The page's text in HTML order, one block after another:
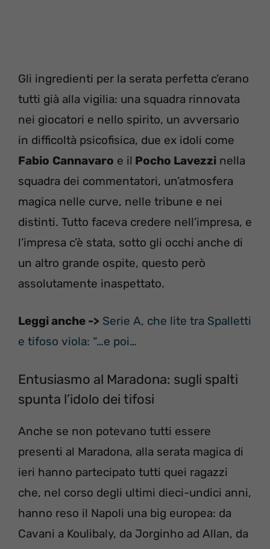
Gli ingredienti per la serata perfetta c’erano
tutti già alla vigilia: una squadra rinnovata
nei giocatori e nello spirito, un avversario
in difficoltà psicofisica, due ex idoli come
Fabio Cannavaro e il Pocho Lavezzi nella
squadra dei commentatori, un’atmosfera
magica nelle curve, nelle tribune e nei
distinti. Tutto faceva credere nell’impresa, e
l’impresa c’è stata, sotto gli occhi anche di
un altro grande ospite, questo però
assolutamente inaspettato.
Leggi anche -> Serie A, che lite tra Spalletti
e tifoso viola: “…e poi…
Entusiasmo al Maradona: sugli spalti
spunta l’idolo dei tifosi
Anche se non potevano tutti essere
presenti al Maradona, alla serata magica di
ieri hanno partecipato tutti quei ragazzi
che, nel corso degli ultimi dieci-undici anni,
hanno reso il Napoli una big europea: da
Cavani a Koulibaly, da Jorginho ad Allan, da